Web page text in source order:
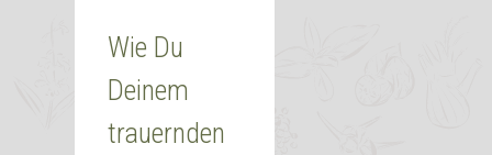
Wie Du
Deinem
trauernden